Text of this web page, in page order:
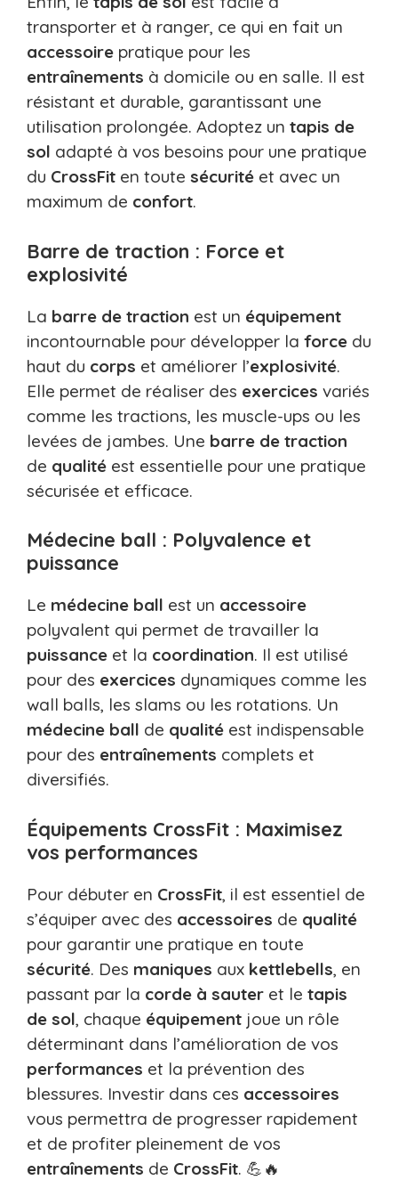
transporter et à ranger, ce qui en fait un
accessoire pratique pour les
entraînements à domicile ou en salle. Il est
résistant et durable, garantissant une
utilisation prolongée. Adoptez un tapis de
sol adapté à vos besoins pour une pratique
du CrossFit en toute sécurité et avec un
maximum de confort.
Barre de traction : Force et
explosivité
La barre de traction est un équipement
incontournable pour développer la force du
haut du corps et améliorer l’explosivité.
Elle permet de réaliser des exercices variés
comme les tractions, les muscle-ups ou les
levées de jambes. Une barre de traction
de qualité est essentielle pour une pratique
sécurisée et efficace.
Médecine ball : Polyvalence et
puissance
Le médecine ball est un accessoire
polyvalent qui permet de travailler la
puissance et la coordination. Il est utilisé
pour des exercices dynamiques comme les
wall balls, les slams ou les rotations. Un
médecine ball de qualité est indispensable
pour des entraînements complets et
diversifiés.
Équipements CrossFit : Maximisez
vos performances
Pour débuter en CrossFit, il est essentiel de
s’équiper avec des accessoires de qualité
pour garantir une pratique en toute
sécurité. Des maniques aux kettlebells, en
passant par la corde à sauter et le tapis
de sol, chaque équipement joue un rôle
déterminant dans l’amélioration de vos
performances et la prévention des
blessures. Investir dans ces accessoires
vous permettra de progresser rapidement
et de profiter pleinement de vos
entraînements de CrossFit. 💪🔥